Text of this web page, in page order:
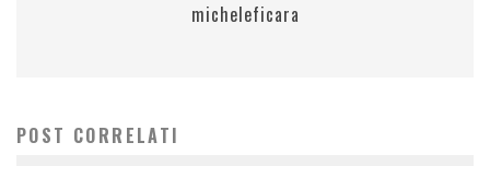
micheleficara
POST CORRELATI